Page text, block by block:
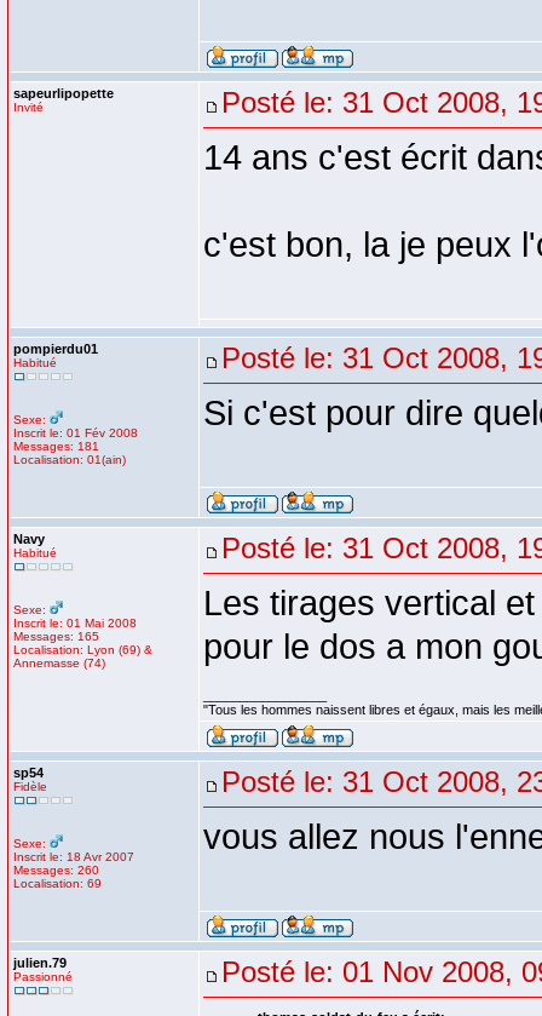
sapeurlipopette
Invité Posté le: 31 Oct 2008,
14 ans c'est écrit
c'est bon, la je peux
pompierdu01
Habitué
Sexe:
Inscrit le: 01 Fév 2008
Messages: 181
Localisation: 01(ain)
Posté le: 31 Oct 2008,
Si c'est pour dire
Navy
Habitué
Sexe:
Inscrit le: 01 Mai 2008
Messages: 165
Localisation: Lyon (69) &
Annemasse (74)
Posté le: 31 Oct 2008,
Les tirages vertical
pour le dos a mon
"Tous les hommes naissent libres et égaux, mais les
sp54
Fidèle
Sexe:
Inscrit le: 18 Avr 2007
Messages: 260
Localisation: 69
Posté le: 31 Oct 2008,
vous allez nous
julien.79
Passionné Posté le: 01 Nov 2008,